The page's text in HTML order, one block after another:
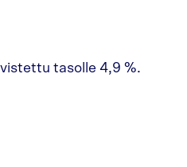
tasolle 4,9 %.